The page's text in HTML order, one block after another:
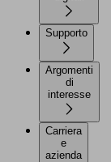
Supporto
Argomenti
di
Carriera
e
azienda